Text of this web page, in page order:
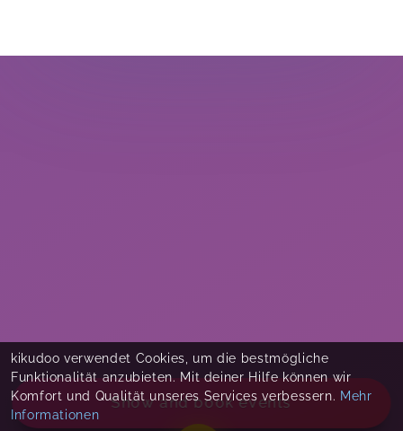
Show and book events
kikudoo verwendet Cookies, um die bestmögliche
Funktionalität anzubieten. Mit deiner Hilfe können wir
Komfort und Qualität unseres Services verbessern. Mehr
Informationen